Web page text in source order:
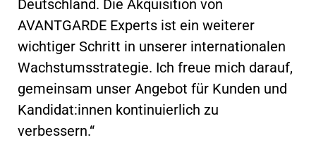
Deutschland. Die Akquisition von
AVANTGARDE Experts ist ein weiterer
wichtiger Schritt in unserer internationalen
Wachstumsstrategie. Ich freue mich darauf,
gemeinsam unser Angebot für Kunden und
Kandidat:innen kontinuierlich zu
verbessern.“